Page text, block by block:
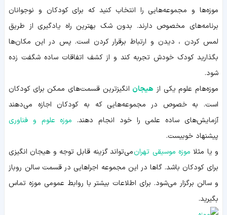
موزه‌ها و مجموعه‌هایی را انتخاب کنید که برای کودکان و نوجوانان
برنامه‌های مخصوص دارند. بدون شک بهترین راه یادگیری از طریق
لمس کردن ، دیدن و ارتباط برقرار کردن است. پس در این مکان‌ها
بگذارید کودک خودش تجربه کند و از کشف اتفاقات ساده شگفت زده
شود.
موزه‌هام علوم یکی از هیجان انگیزترین قسمت‌های ممکن برای کودکان
است. به خصوص در مجموعه‌هایی که به کودکان اجازه می‌دهند
آزمایش‌‌های ساده علمی را خود انجام دهند. موزه علوم و فناوری
پیشنهاد خوبیست.
و یا مثلا موزه موسیقی تهرانمی‌تواند گزینه قابل توجه و هیجان انگیزی
برای کودکان باشد. گاها در این مجموعه اجراهایی در قسمت سالن روباز
و سالن برگزار می‌شود. برای اطلاعات بیشتر با روابط عمومی موزه تماس
بگیرید.